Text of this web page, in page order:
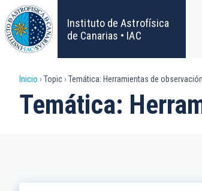
Pasar
al
contenido
principal
Instituto de Astrofísica
de Canarias • IAC
Sobrescribir
enlaces
Inicio Topic Temática: Herramientas de observación
Temática: